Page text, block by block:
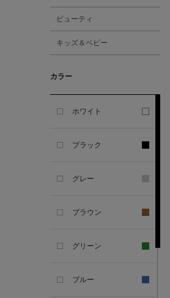
AMOMENTO
ANCIENT GREEK
ビューティ
キッズ＆ベビー
カラー
ホワイト
ブラック
グレー
ブラウン
グリーン
ブルー